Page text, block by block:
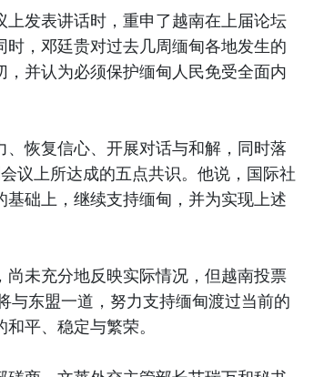
发表讲话时，重申了越南在上届论坛
时，邓廷贵对过去几周缅甸各地发生的
并认为必须保护缅甸人民免受全面内
恢复信心、开展对话与和解，同时落
议上所达成的五点共识。他说，国际社
础上，继续支持缅甸，并为实现上述
未充分地反映实际情况，但越南投票
与东盟一道，努力支持缅甸渡过当前的
平、稳定与繁荣。